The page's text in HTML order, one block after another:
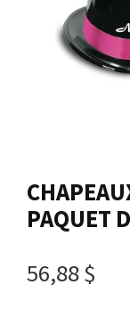
FAQ
Nous
Panier
PAQUET
56,88 $